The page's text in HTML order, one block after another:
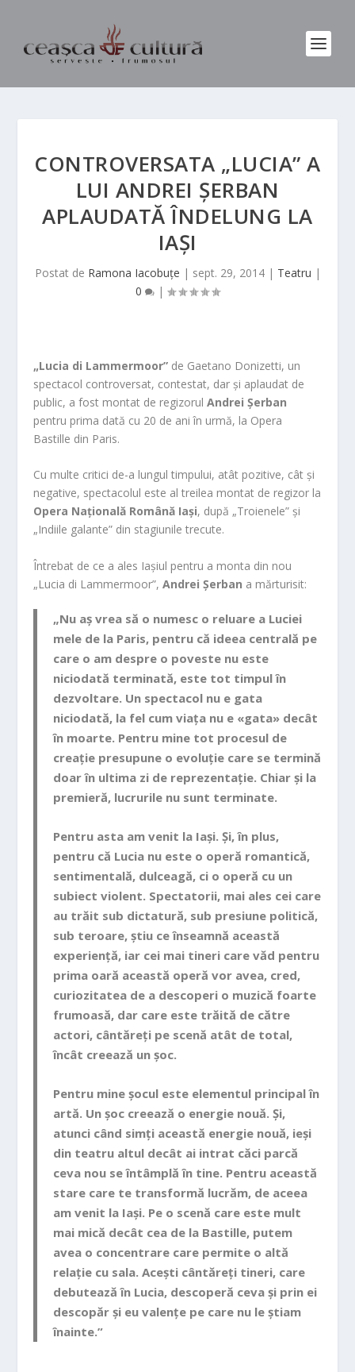
CONTROVERSATA „LUCIA” A
LUI ANDREI ŞERBAN
APLAUDATĂ ÎNDELUNG LA
IAŞI
Postat de Ramona Iacobuțe | sept. 29, 2014| Teatru |
0
|
„Lucia di Lammermoor” de Gaetano Donizetti, un
spectacol controversat, contestat, dar și aplaudat de
public, a fost montat de regizorulAndrei Șerban
pentru prima dată cu 20 de ani în urmă, la Opera
Bastille din Paris.
Cu multe critici de-a lungul timpului, atât pozitive, cât și
negative, spectacolul este al treilea montat de regizor la
Opera Națională Română Iași, după „Troienele” și
„Indiile galante” din stagiunile trecute.
Întrebat de ce a ales Iașiul pentru a monta din nou
„Lucia di Lammermoor”,Andrei Șerban a mărturisit:
„Nu aș vrea să o numesc o reluare a Luciei
mele de la Paris, pentru că ideea centrală pe
care o am despre o poveste nu este
niciodată terminată, este tot timpul în
dezvoltare. Un spectacol nu e gata
niciodată, la fel cum viața nu e «gata» decât
în moarte. Pentru mine tot procesul de
creație presupune o evoluție care se termină
doar în ultima zi de reprezentație. Chiar și la
premieră, lucrurile nu sunt terminate.
Pentru asta am venit la Iași. Și, în plus,
pentru că Lucia nu este o operă romantică,
sentimentală, dulceagă, ci o operă cu un
subiect violent. Spectatorii, mai ales cei care
au trăit sub dictatură, sub presiune politică,
sub teroare, știu ce înseamnă această
experiență, iar cei mai tineri care văd pentru
prima oară această operă vor avea, cred,
curiozitatea de a descoperi o muzică foarte
frumoasă, dar care este trăită de către
actori, cântăreți pe scenă atât de total,
încât creează un șoc.
Pentru mine șocul este elementul principal în
artă. Un șoc creează o energie nouă. Și,
atunci când simți această energie nouă, ieși
din teatru altul decât ai intrat căci parcă
ceva nou se întâmplă în tine. Pentru această
stare care te transformă lucrăm, de aceea
am venit la Iași. Pe o scenă care este mult
mai mică decât cea de la Bastille, putem
avea o concentrare care permite o altă
relație cu sala. Acești cântăreți tineri, care
debutează în Lucia, descoperă ceva și prin ei
descopăr și eu valențe pe care nu le știam
înainte.”